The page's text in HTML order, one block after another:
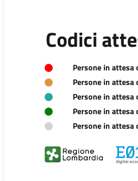
Codici
Persone in attesa
Persone in attesa
Persone in attesa
Persone in attesa
Persone in attesa